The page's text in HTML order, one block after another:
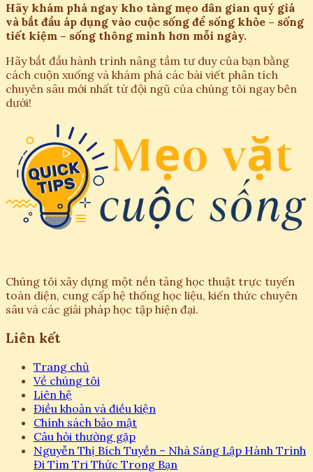
Hãy khám phá ngay kho tàng mẹo dân gian quý giá
và bắt đầu áp dụng vào cuộc sống để sống khỏe – sống
tiết kiệm – sống thông minh hơn mỗi ngày.
Hãy bắt đầu hành trình nâng tầm tư duy của bạn bằng
cách cuộn xuống và khám phá các bài viết phân tích
chuyên sâu mới nhất từ đội ngũ của chúng tôi ngay bên
dưới!
Chúng tôi xây dựng một nền tảng học thuật trực tuyến
toàn diện, cung cấp hệ thống học liệu, kiến thức chuyên
sâu và các giải pháp học tập hiện đại.
Liên kết
Trang chủ
Về chúng tôi
Liên hệ
Điều khoản và điều kiện
Chính sách bảo mật
Câu hỏi thường gặp
Nguyễn Thị Bích Tuyền – Nhà Sáng Lập Hành Trình
Đi Tìm Tri Thức Trong Bạn